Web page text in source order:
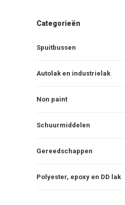
Categorieën
Spuitbussen
Autolak en industrielak
Non paint
Schuurmiddelen
Gereedschappen
Polyester, epoxy en DD lak